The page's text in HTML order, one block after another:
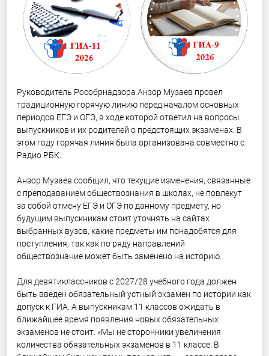
Руководитель Рособрнадзора Анзор Музаев провел
традиционную горячую линию перед началом основных
периодов ЕГЭ и ОГЭ, в ходе которой ответил на вопросы
выпускников и их родителей о предстоящих экзаменах. В
этом году горячая линия была организована совместно с
Радио РБК.
Анзор Музаев сообщил, что текущие изменения, связанные
с преподаванием обществознания в школах, не повлекут
за собой отмену ЕГЭ и ОГЭ по данному предмету, но
будущим выпускникам стоит уточнять на сайтах
выбранных вузов, какие предметы им понадобятся для
поступления, так как по ряду направлений
обществознание может быть заменено на историю.
Для девятиклассников с 2027/28 учебного года должен
быть введен обязательный устный экзамен по истории как
допуск к ГИА. А выпускникам 11 классов ожидать в
ближайшее время появления новых обязательных
экзаменов не стоит. «Мы не сторонники увеличения
количества обязательных экзаменов в 11 классе. В